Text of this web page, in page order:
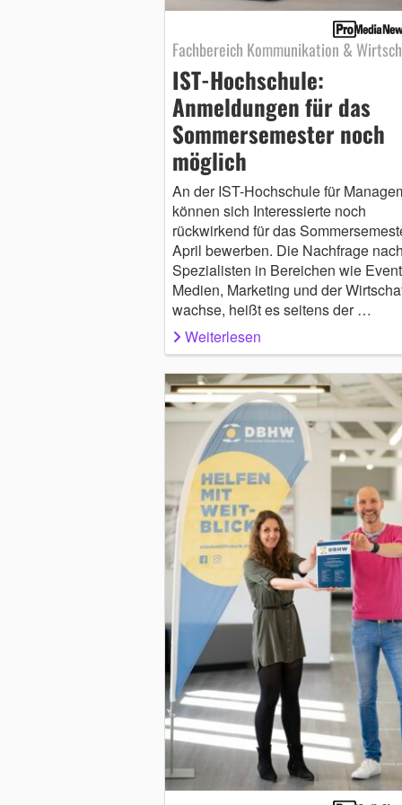
Fachbereich Kommunikation &
IST-Hochschule:
Anmeldungen für das
Sommersemester noch
möglich
An der IST-Hochschule für
können sich Interessierte noch
rückwirkend für das
April bewerben. Die Nachfrage
Spezialisten in Bereichen wie
Medien, Marketing und der
wachse, heißt es seitens der …
Weiterlesen